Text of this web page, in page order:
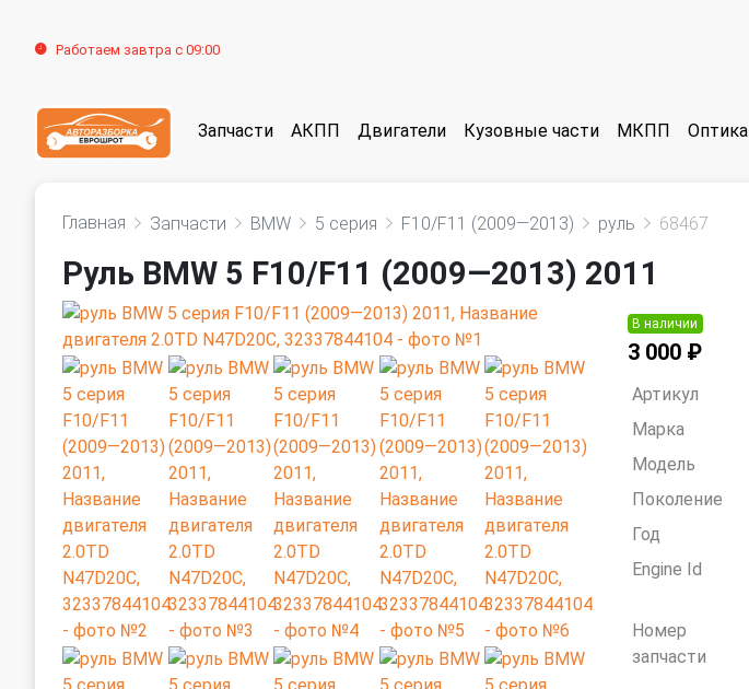
Работаем завтра с 09:00
Запчасти АКПП Двигатели Кузовные части МКПП Оптика
Главная Запчасти BMW 5 серия F10/F11 (2009—2013) руль 68467
Руль BMW 5 F10/F11 (2009—2013) 2011
В наличии
3 000 ₽
Артикул
Марка
Модель
Поколение
Год
Engine Id
Номер
запчасти